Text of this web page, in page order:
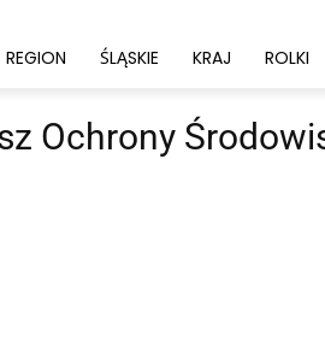
REGION ŚLĄSKIE KRAJ ROLKI
Ochrony